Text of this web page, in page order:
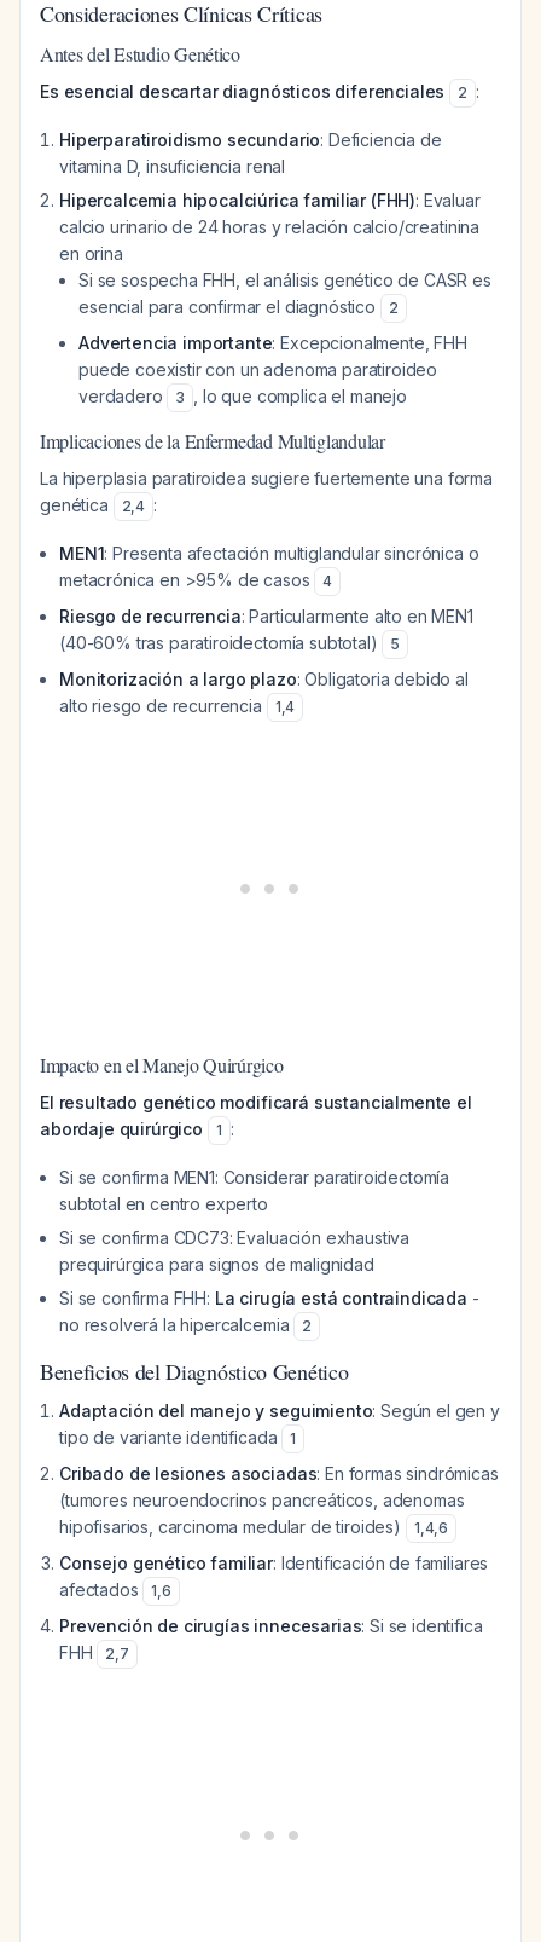
Consideraciones Clínicas Críticas
Antes del Estudio Genético
Es esencial descartar diagnósticos diferenciales 2 :
Hiperparatiroidismo secundario: Deficiencia de
vitamina D, insuficiencia renal
Hipercalcemia hipocalciúrica familiar (FHH): Evaluar
calcio urinario de 24 horas y relación calcio/creatinina
en orina
Si se sospecha FHH, el análisis genético de CASR es
esencial para confirmar el diagnóstico
2
Advertencia importante: Excepcionalmente, FHH
puede coexistir con un adenoma paratiroideo
verdadero
3 , lo que complica el manejo
Implicaciones de la Enfermedad Multiglandular
La hiperplasia paratiroidea sugiere fuertemente una forma
genética
2,4 :
MEN1: Presenta afectación multiglandular sincrónica o
metacrónica en >95% de casos
4
Riesgo de recurrencia: Particularmente alto en MEN1
(40-60% tras paratiroidectomía subtotal)
5
Monitorización a largo plazo: Obligatoria debido al
alto riesgo de recurrencia
1,4
Impacto en el Manejo Quirúrgico
El resultado genético modificará sustancialmente el
abordaje quirúrgico
1 :
Si se confirma MEN1: Considerar paratiroidectomía
subtotal en centro experto
Si se confirma CDC73: Evaluación exhaustiva
prequirúrgica para signos de malignidad
Si se confirma FHH: La cirugía está contraindicada -
no resolverá la hipercalcemia
2
Beneficios del Diagnóstico Genético
Adaptación del manejo y seguimiento: Según el gen y
tipo de variante identificada
1
Cribado de lesiones asociadas: En formas sindrómicas
(tumores neuroendocrinos pancreáticos, adenomas
hipofisarios, carcinoma medular de tiroides)
1,4,6
Consejo genético familiar: Identificación de familiares
afectados
1,6
Prevención de cirugías innecesarias: Si se identifica
FHH
2,7